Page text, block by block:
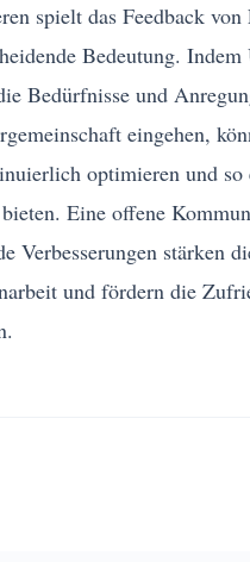
spielt das Feedback
Bedeutung. Indem
Bedürfnisse und
eingehen,
optimieren und so
Eine offene
Verbesserungen stärken
und fördern die